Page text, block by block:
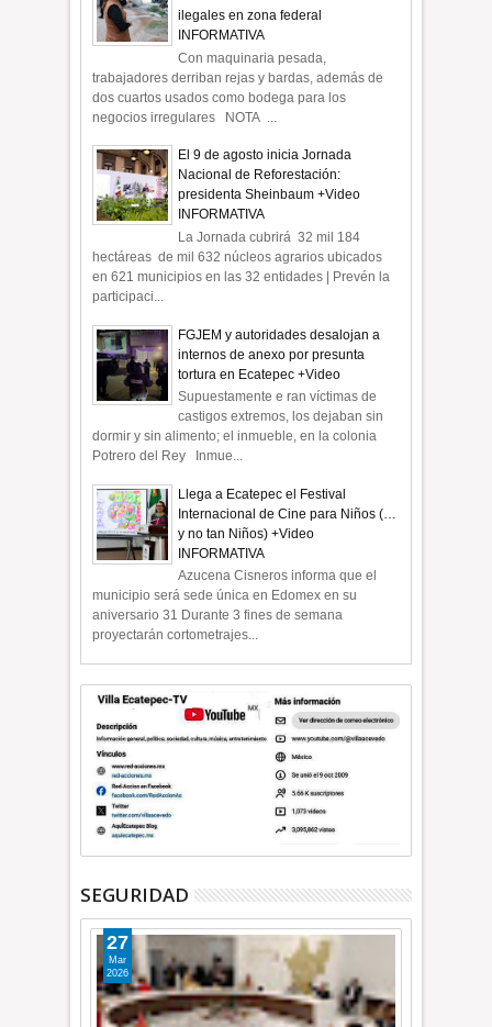
ilegales en zona federal
INFORMATIVA
Con maquinaria pesada,
trabajadores derriban rejas y bardas, además de
dos cuartos usados como bodega para los
negocios irregulares NOTA ...
El 9 de agosto inicia Jornada
Nacional de Reforestación:
presidenta Sheinbaum +Video
INFORMATIVA
La Jornada cubrirá 32 mil 184
hectáreas de mil 632 núcleos agrarios ubicados
en 621 municipios en las 32 entidades | Prevén la
participaci...
FGJEM y autoridades desalojan a
internos de anexo por presunta
tortura en Ecatepec +Video
Supuestamente e ran víctimas de
castigos extremos, los dejaban sin
dormir y sin alimento; el inmueble, en la colonia
Potrero del Rey Inmue...
Llega a Ecatepec el Festival
Internacional de Cine para Niños (…
y no tan Niños) +Video
INFORMATIVA
Azucena Cisneros informa que el
municipio será sede única en Edomex en su
aniversario 31 Durante 3 fines de semana
proyectarán cortometrajes...
SEGURIDAD
27
Mar
2026